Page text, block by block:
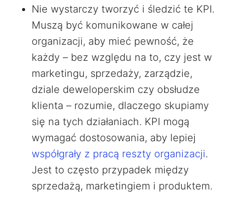
Nie wystarczy tworzyć i śledzić te KPI.
Muszą być komunikowane w całej
organizacji, aby mieć pewność, że
każdy – bez względu na to, czy jest w
marketingu, sprzedaży, zarządzie,
dziale deweloperskim czy obsłudze
klienta – rozumie, dlaczego skupiamy
się na tych działaniach. KPI mogą
wymagać dostosowania, aby lepiej
współgrały z pracą reszty organizacji.
Jest to często przypadek między
sprzedażą, marketingiem i produktem.